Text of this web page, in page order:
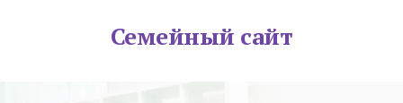
Семейный сайт